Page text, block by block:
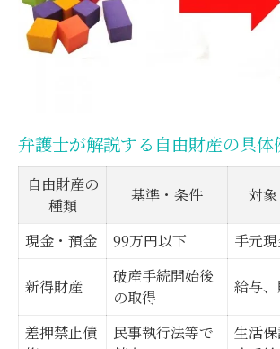
預金・現金の自由財産該当例
生活に欠かせない動産の具体例
新得財産と現金の自由財産扱
破産手続開始後に取得した財
99万円以下現金の自由財産
弁護士が伝える現金管理のコ
新得財産の範囲と注意点を解説
差押禁止債権が持つ保護のポイン
差押禁止債権の種類と保護内
弁護士が解説する自由財産の具体
自由財産の
種類
基準・条件 対
現金・預金 99万円以下 手元
新得財産
破産手続開始後
の取得
給与
差押禁止債
民事執行法等で
生活